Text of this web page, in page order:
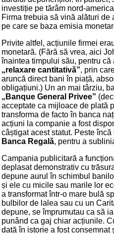
investiție pe tărâm nord-
Firma trebuia să vină alături
pe care se baza emisia
Privite altfel, acțiunile firmei
monetară. (Fără să vrea, aici
înaintea timpului său, pentru
„relaxare cantitativă”, prin
aruncă direct bani în piață,
obligațiuni.) Un an mai târziu,
„Banque General Privee”
acceptate ca mijloace de plată
transforma de facto în banca
acțiuni la companie a fost
câștigat acest statut. Peste
Banca Regală, pentru a
Campania publicitară a
deplasat demonstrativ cu
depune aurul în schimbul
și ele cu micile sau marile lor
a transformat într-o mare bulă
bulbilor de lalea sau cu un
depune, se împrumutau ca să
punând ca gaj chiar acțiunile.
dată în istorie a fost consemnat